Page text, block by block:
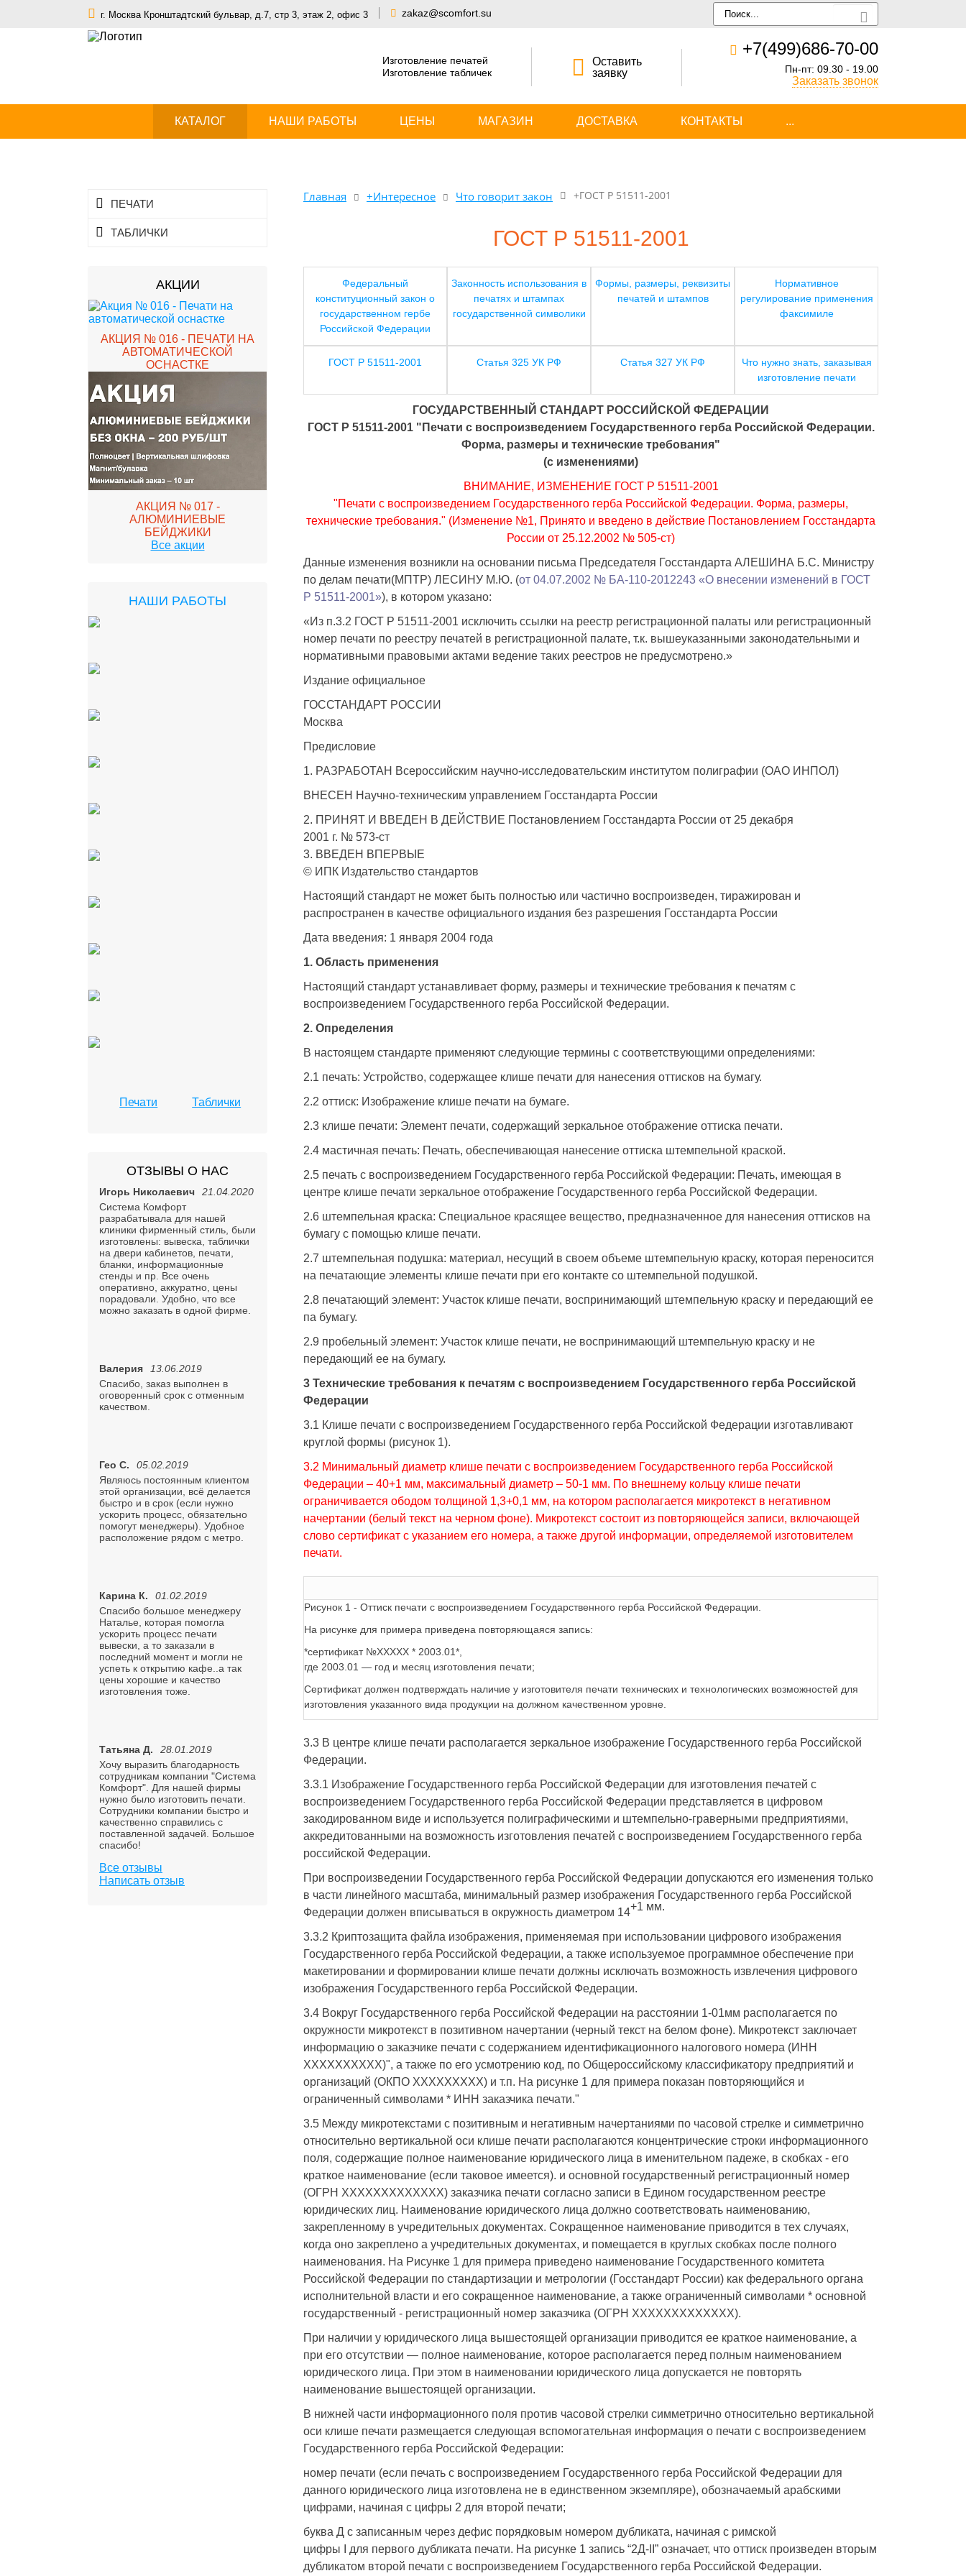
г. Москва Кронштадтский бульвар, д.7, стр 3, этаж 2, офис 3 zakaz@scomfort.su
+7(499)686-70-00
Пн-пт: 09.30 - 19.00
Заказать звонок
Оставить
заявку
Изготовление печатей
Изготовление табличек
КАТАЛОГ НАШИ РАБОТЫ ЦЕНЫ МАГАЗИН ДОСТАВКА КОНТАКТЫ ...
ПЕЧАТИ
ТАБЛИЧКИ
АКЦИИ
АКЦИЯ № 016 - ПЕЧАТИ НА
АВТОМАТИЧЕСКОЙ
ОСНАСТКЕ
АКЦИЯ № 017 -
АЛЮМИНИЕВЫЕ
БЕЙДЖИКИ
Все акции
НАШИ РАБОТЫ
Печати Таблички
ОТЗЫВЫ О НАС
Игорь Николаевич
21.04.2020
Система Комфорт
разрабатывала для нашей
клиники фирменный стиль, были
изготовлены: вывеска, таблички
на двери кабинетов, печати,
бланки, информационные
стенды и пр. Все очень
оперативно, аккуратно, цены
порадовали. Удобно, что все
можно заказать в одной фирме.
Валерия
13.06.2019
Спасибо, заказ выполнен в
оговоренный срок с отменным
качеством.
Гео С.
05.02.2019
Являюсь постоянным клиентом
этой организации, всё делается
быстро и в срок (если нужно
ускорить процесс, обязательно
помогут менеджеры). Удобное
расположение рядом с метро.
Карина К.
01.02.2019
Спасибо большое менеджеру
Наталье, которая помогла
ускорить процесс печати
вывески, а то заказали в
последний момент и могли не
успеть к открытию кафе..а так
цены хорошие и качество
изготовления тоже.
Татьяна Д.
28.01.2019
Хочу выразить благодарность
сотрудникам компании "Система
Комфорт". Для нашей фирмы
нужно было изготовить печати.
Сотрудники компании быстро и
качественно справились с
поставленной задачей. Большое
спасибо!
Все отзывы
Написать отзыв
Главная +Интересное Что говорит закон +ГОСТ Р 51511-2001
ГОСТ Р 51511-2001
Федеральный
конституционный закон о
государственном гербе
Российской Федерации
Законность использования в
печатях и штампах
государственной символики
Формы, размеры, реквизиты
печатей и штампов
Нормативное
регулирование применения
факсимиле
ГОСТ Р 51511-2001 Статья 325 УК РФ Статья 327 УК РФ
Что нужно знать, заказывая
изготовление печати
ГОСУДАРСТВЕННЫЙ СТАНДАРТ РОССИЙСКОЙ ФЕДЕРАЦИИ
ГОСТ Р 51511-2001 "Печати с воспроизведением Государственного герба Российской Федерации.
Форма, размеры и технические требования"
(с изменениями)
ВНИМАНИЕ, ИЗМЕНЕНИЕ ГОСТ Р 51511-2001
"Печати с воспроизведением Государственного герба Российской Федерации. Форма, размеры,
технические требования." (Изменение №1, Принято и введено в действие Постановлением Госстандарта
России от 25.12.2002 № 505-ст)
Данные изменения возникли на основании письма Председателя Госстандарта АЛЕШИНА Б.С. Министру
по делам печати(МПТР) ЛЕСИНУ М.Ю. (от 04.07.2002 № БА-110-2012243 «О внесении изменений в ГОСТ
Р 51511-2001»), в котором указано:
«Из п.3.2 ГОСТ Р 51511-2001 исключить ссылки на реестр регистрационной палаты или регистрационный
номер печати по реестру печатей в регистрационной палате, т.к. вышеуказанными законодательными и
нормативными правовыми актами ведение таких реестров не предусмотрено.»
Издание официальное
ГОССТАНДАРТ РОССИИ
Москва
Предисловие
1. РАЗРАБОТАН Всероссийским научно-исследовательским институтом полиграфии (ОАО ИНПОЛ)
ВНЕСЕН Научно-техническим управлением Госстандарта России
2. ПРИНЯТ И ВВЕДЕН В ДЕЙСТВИЕ Постановлением Госстандарта России от 25 декабря
2001 г. № 573-ст
3. ВВЕДЕН ВПЕРВЫЕ
© ИПК Издательство стандартов
Настоящий стандарт не может быть полностью или частично воспроизведен, тиражирован и
распространен в качестве официального издания без разрешения Госстандарта России
Дата введения: 1 января 2004 года
1. Область применения
Настоящий стандарт устанавливает форму, размеры и технические требования к печатям с
воспроизведением Государственного герба Российской Федерации.
2. Определения
В настоящем стандарте применяют следующие термины с соответствующими определениями:
2.1 печать: Устройство, содержащее клише печати для нанесения оттисков на бумагу.
2.2 оттиск: Изображение клише печати на бумаге.
2.3 клише печати: Элемент печати, содержащий зеркальное отображение оттиска печати.
2.4 мастичная печать: Печать, обеспечивающая нанесение оттиска штемпельной краской.
2.5 печать с воспроизведением Государственного герба Российской Федерации: Печать, имеющая в
центре клише печати зеркальное отображение Государственного герба Российской Федерации.
2.6 штемпельная краска: Специальное красящее вещество, предназначенное для нанесения оттисков на
бумагу с помощью клише печати.
2.7 штемпельная подушка: материал, несущий в своем объеме штемпельную краску, которая переносится
на печатающие элементы клише печати при его контакте со штемпельной подушкой.
2.8 печатающий элемент: Участок клише печати, воспринимающий штемпельную краску и передающий ее
па бумагу.
2.9 пробельный элемент: Участок клише печати, не воспринимающий штемпельную краску и не
передающий ее на бумагу.
3 Технические требования к печатям с воспроизведением Государственного герба Российской
Федерации
3.1 Клише печати с воспроизведением Государственного герба Российской Федерации изготавливают
круглой формы (рисунок 1).
3.2 Минимальный диаметр клише печати с воспроизведением Государственного герба Российской
Федерации – 40+1 мм, максимальный диаметр – 50-1 мм. По внешнему кольцу клише печати
ограничивается ободом толщиной 1,3+0,1 мм, на котором располагается микротекст в негативном
начертании (белый текст на черном фоне). Микротекст состоит из повторяющейся записи, включающей
слово сертификат с указанием его номера, а также другой информации, определяемой изготовителем
печати.
Рисунок 1 - Оттиск печати с воспроизведением Государственного герба Российской Федерации.
На рисунке для примера приведена повторяющаяся запись:
*сертификат №ХХХХХ * 2003.01*,
где 2003.01 — год и месяц изготовления печати;
Сертификат должен подтверждать наличие у изготовителя печати технических и технологических возможностей для
изготовления указанного вида продукции на должном качественном уровне.
3.3 В центре клише печати располагается зеркальное изображение Государственного герба Российской
Федерации.
3.3.1 Изображение Государственного герба Российской Федерации для изготовления печатей с
воспроизведением Государственного герба Российской Федерации представляется в цифровом
закодированном виде и используется полиграфическими и штемпельно-граверными предприятиями,
аккредитованными на возможность изготовления печатей с воспроизведением Государственного герба
российской Федерации.
При воспроизведении Государственного герба Российской Федерации допускаются его изменения только
в части линейного масштаба, минимальный размер изображения Государственного герба Российской
Федерации должен вписываться в окружность диаметром 14+1 мм.
3.3.2 Криптозащита файла изображения, применяемая при использовании цифрового изображения
Государственного герба Российской Федерации, а также используемое программное обеспечение при
макетировании и формировании клише печати должны исключать возможность извлечения цифрового
изображения Государственного герба Российской Федерации.
3.4 Вокруг Государственного герба Российской Федерации на расстоянии 1-01мм располагается по
окружности микротекст в позитивном начертании (черный текст на белом фоне). Микротекст заключает
информацию о заказчике печати с содержанием идентификационного налогового номера (ИНН
ХХХХХХХХХХ)", а также по его усмотрению код, по Общероссийскому классификатору предприятий и
организаций (ОКПО ХХХХХХХХХ) и т.п. На рисунке 1 для примера показан повторяющийся и
ограниченный символами * ИНН заказчика печати."
3.5 Между микротекстами с позитивным и негативным начертаниями по часовой стрелке и симметрично
относительно вертикальной оси клише печати располагаются концентрические строки информационного
поля, содержащие полное наименование юридического лица в именительном падеже, в скобках - его
краткое наименование (если таковое имеется). и основной государственный регистрационный номер
(ОГРН ХХХХХХХХХХХХХ) заказчика печати согласно записи в Едином государственном реестре
юридических лиц. Наименование юридического лица должно соответствовать наименованию,
закрепленному в учредительных документах. Сокращенное наименование приводится в тех случаях,
когда оно закреплено а учредительных документах, и помещается в круглых скобках после полного
наименования. На Рисунке 1 для примера приведено наименование Государственного комитета
Российской Федерации по стандартизации и метрологии (Госстандарт России) как федерального органа
исполнительной власти и его сокращенное наименование, а также ограниченный символами * основной
государственный - регистрационный номер заказчика (ОГРН ХХХХХХХХХХХХХ).
При наличии у юридического лица вышестоящей организации приводится ее краткое наименование, а
при его отсутствии — полное наименование, которое располагается перед полным наименованием
юридического лица. При этом в наименовании юридического лица допускается не повторять
наименование вышестоящей организации.
В нижней части информационного поля против часовой стрелки симметрично относительно вертикальной
оси клише печати размещается следующая вспомогательная информация о печати с воспроизведением
Государственного герба Российской Федерации:
номер печати (если печать с воспроизведением Государственного герба Российской Федерации для
данного юридического лица изготовлена не в единственном экземпляре), обозначаемый арабскими
цифрами, начиная с цифры 2 для второй печати;
буква Д с записанным через дефис порядковым номером дубликата, начиная с римской
цифры I для первого дубликата печати. На рисунке 1 запись “2Д-II” означает, что оттиск произведен вторым
дубликатом второй печати с воспроизведением Государственного герба Российской Федерации.